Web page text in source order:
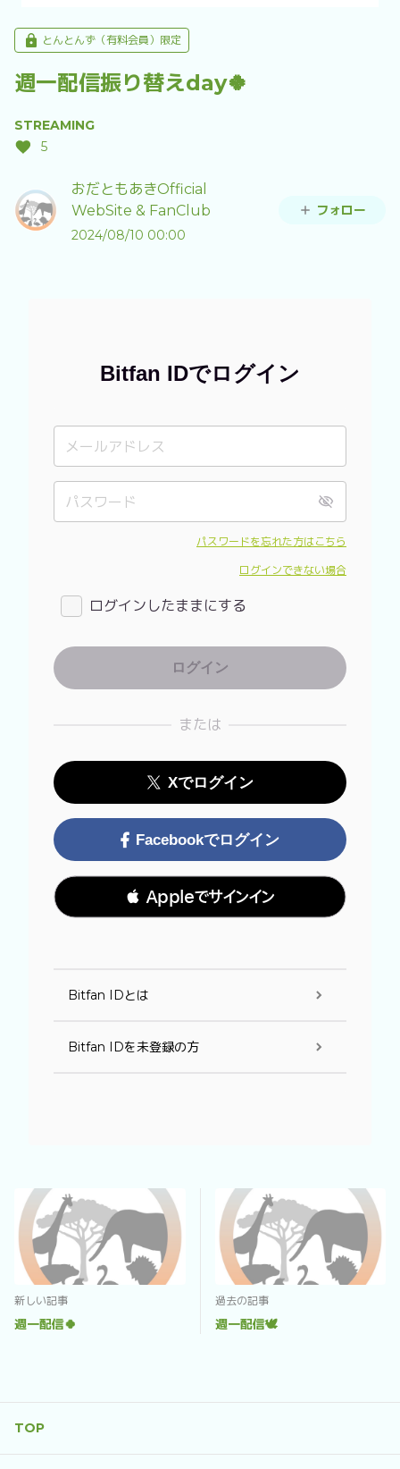
とんとんず（有料会員）限定
週一配信振り替えday🍀
STREAMING
5
おだともあきOfficial
WebSite & FanClub
2024/08/10 00:00
フォロー
Bitfan IDでログイン
パスワードを忘れた方はこちら
ログインできない場合
ログインしたままにする
または
Xでログイン
Facebookでログイン
 Appleでサインイン
Bitfan IDとは
Bitfan IDを未登録の方
新しい記事
週一配信🍀
過去の記事
週一配信🕊️
TOP